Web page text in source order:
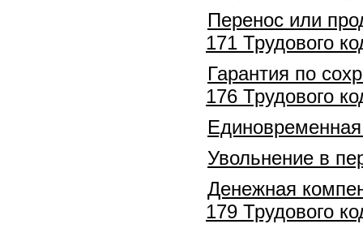
Перенос или
171 Трудового
Гарантия по
176 Трудового
Единовременная
Увольнение в
Денежная
179 Трудового